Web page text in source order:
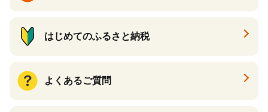
はじめてのふるさと納税
よくあるご質問